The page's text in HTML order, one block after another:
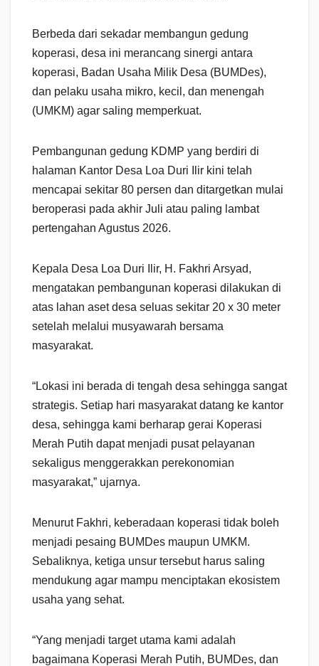
Berbeda dari sekadar membangun gedung
koperasi, desa ini merancang sinergi antara
koperasi, Badan Usaha Milik Desa (BUMDes),
dan pelaku usaha mikro, kecil, dan menengah
(UMKM) agar saling memperkuat.
Pembangunan gedung KDMP yang berdiri di
halaman Kantor Desa Loa Duri Ilir kini telah
mencapai sekitar 80 persen dan ditargetkan mulai
beroperasi pada akhir Juli atau paling lambat
pertengahan Agustus 2026.
Kepala Desa Loa Duri Ilir, H. Fakhri Arsyad,
mengatakan pembangunan koperasi dilakukan di
atas lahan aset desa seluas sekitar 20 x 30 meter
setelah melalui musyawarah bersama
masyarakat.
“Lokasi ini berada di tengah desa sehingga sangat
strategis. Setiap hari masyarakat datang ke kantor
desa, sehingga kami berharap gerai Koperasi
Merah Putih dapat menjadi pusat pelayanan
sekaligus menggerakkan perekonomian
masyarakat,” ujarnya.
Menurut Fakhri, keberadaan koperasi tidak boleh
menjadi pesaing BUMDes maupun UMKM.
Sebaliknya, ketiga unsur tersebut harus saling
mendukung agar mampu menciptakan ekosistem
usaha yang sehat.
“Yang menjadi target utama kami adalah
bagaimana Koperasi Merah Putih, BUMDes, dan